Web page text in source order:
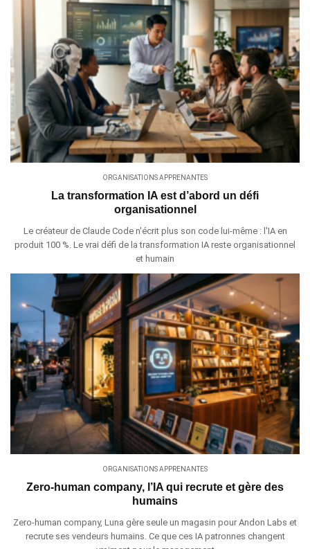
ORGANISATIONS APPRENANTES
La transformation IA est d’abord un défi
organisationnel
Le créateur de Claude Code n'écrit plus son code lui-même : l'IA en
produit 100 %. Le vrai défi de la transformation IA reste organisationnel
et humain
ORGANISATIONS APPRENANTES
Zero-human company, l’IA qui recrute et gère des
humains
Zero-human company, Luna gère seule un magasin pour Andon Labs et
recrute ses vendeurs humains. Ce que ces IA patronnes changent